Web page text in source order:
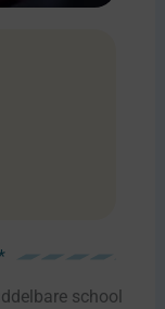
school